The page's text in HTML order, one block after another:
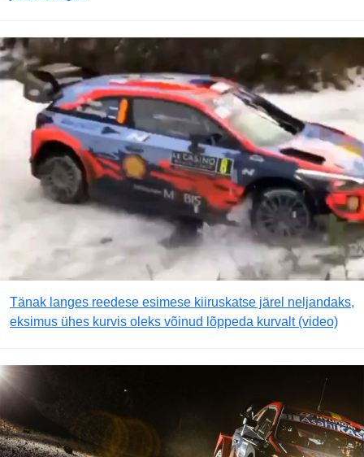
Tänak langes reedese esimese kiiruskatse järel neljandaks,
eksimus ühes kurvis oleks võinud lõppeda kurvalt (video)